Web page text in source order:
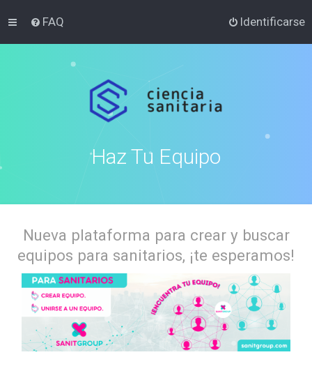
FAQ Identificarse
Haz Tu Equipo
Nueva plataforma para crear y buscar
equipos para sanitarios, ¡te esperamos!